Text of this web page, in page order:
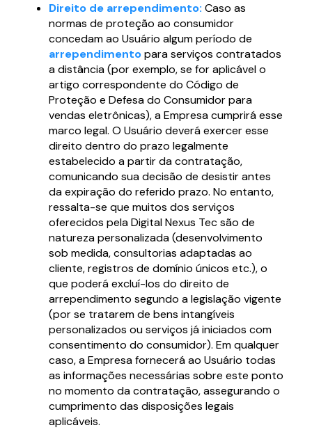
Direito de arrependimento: Caso as
normas de proteção ao consumidor
concedam ao Usuário algum período de
arrependimentopara serviços contratados
a distância (por exemplo, se for aplicável o
artigo correspondente do Código de
Proteção e Defesa do Consumidor para
vendas eletrônicas), a Empresa cumprirá esse
marco legal. O Usuário deverá exercer esse
direito dentro do prazo legalmente
estabelecido a partir da contratação,
comunicando sua decisão de desistir antes
da expiração do referido prazo. No entanto,
ressalta-se que muitos dos serviços
oferecidos pela Digital Nexus Tec são de
natureza personalizada (desenvolvimento
sob medida, consultorias adaptadas ao
cliente, registros de domínio únicos etc.), o
que poderá excluí-los do direito de
arrependimento segundo a legislação vigente
(por se tratarem de bens intangíveis
personalizados ou serviços já iniciados com
consentimento do consumidor). Em qualquer
caso, a Empresa fornecerá ao Usuário todas
as informações necessárias sobre este ponto
no momento da contratação, assegurando o
cumprimento das disposições legais
aplicáveis.